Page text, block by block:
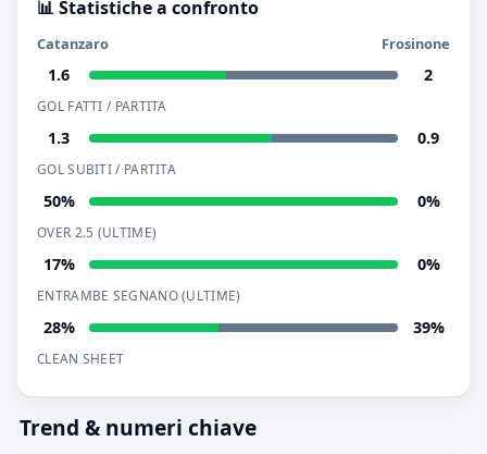
📊 Statistiche a confronto
Catanzaro Frosinone
1.6 2
GOL FATTI / PARTITA
1.3 0.9
GOL SUBITI / PARTITA
50% 0%
OVER 2.5 (ULTIME)
17% 0%
ENTRAMBE SEGNANO (ULTIME)
28% 39%
CLEAN SHEET
Trend & numeri chiave